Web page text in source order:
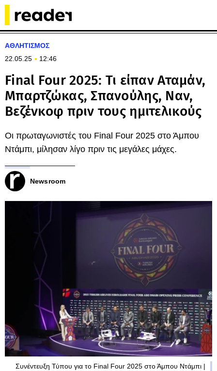
ΑΘΛΗΤΙΣΜΟΣ
22.05.25
12:46
Final Four 2025: Τι είπαν Αταμάν,
Μπαρτζώκας, Σπανούλης, Ναν,
Βεζένκοφ πριν τους ημιτελικούς
Οι πρωταγωνιστές του Final Four 2025 στο Άμπου
Ντάμπι, μίλησαν λίγο πριν τις μεγάλες μάχες.
Newsroom
Συνέντευξη Τύπου για το Final Four 2025 στο Άμπου Ντάμπι |